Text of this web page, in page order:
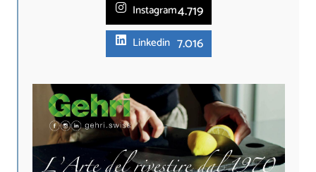
Instagram4.719
Linkedin 7.016